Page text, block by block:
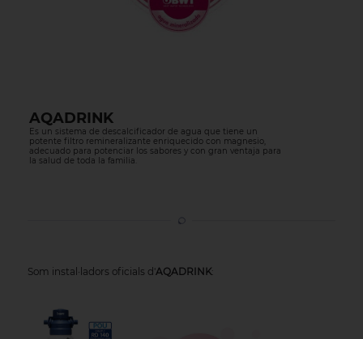
AQADRINK
Es un sistema de descalcificador de agua que tiene un
potente filtro remineralizante enriquecido con magnesio,
adecuado para potenciar los sabores y con gran ventaja para
la salud de toda la familia.
Som instal·ladors oficials d'AQADRINK: